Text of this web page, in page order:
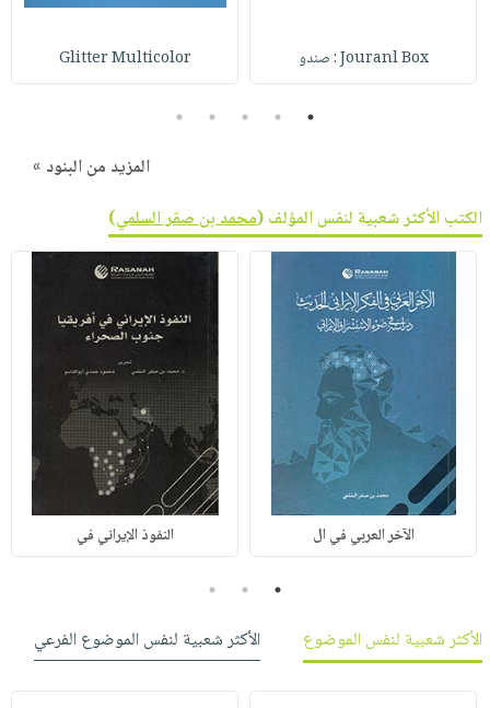
Jouranl Box : صندو Glitter Multicolor
1
2
3
4
5
المزيد من البنود »
الكتب الأكثر شعبية لنفس المؤلف (محمد بن صقر السلمي)
الآخر العربي في ال النفوذ الإيراني في
1
2
3
الأكثر شعبية لنفس الموضوع
الأكثر شعبية لنفس الموضوع الفرعي